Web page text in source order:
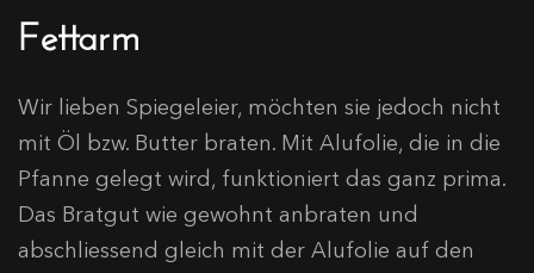
Fettarm
Wir lieben Spiegeleier, möchten sie jedoch nicht
mit Öl bzw. Butter braten. Mit Alufolie, die in die
Pfanne gelegt wird, funktioniert das ganz prima.
Das Bratgut wie gewohnt anbraten und
abschliessend gleich mit der Alufolie auf den